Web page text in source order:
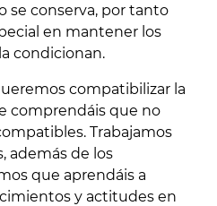
se conserva, por tanto
en mantener los
condicionan.
compatibilizar la
comprendáis que no
Trabajamos
además de los
que aprendáis a
y actitudes en